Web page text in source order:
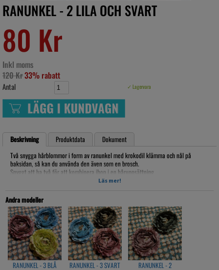
RANUNKEL - 2 LILA OCH SVART
80 Kr
Inkl moms
120 Kr33% rabatt
Antal ✓ Lagervara
Beskrivning Produktdata
Dokument
Två snygga hårblommor i form av ranunkel med krokodil klämma och nål på
baksidan, så kan du använda den även som en brosch.
Snyggt att ha två för att kombinera ihop i en håruppsättning.
Artikelnr: lb17030
Läs mer!
Andra modeller
RANUNKEL - 3 BLÅ
RANUNKEL - 3 SVART
RANUNKEL - 2